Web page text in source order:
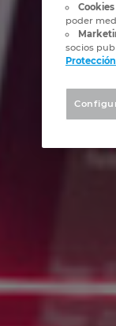
poder
socios